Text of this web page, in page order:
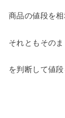
商品の値段を
それともその
を判断して値